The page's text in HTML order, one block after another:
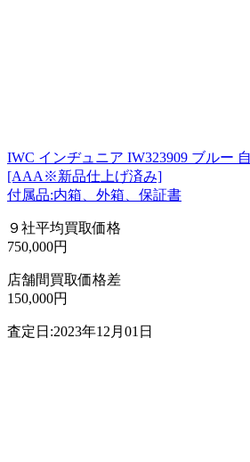
IWC インヂュニア IW323909 ブルー
[AAA※新品仕上げ済み]
付属品:内箱、外箱、保証書
９社平均買取価格
750,000円
店舗間買取価格差
150,000円
査定日:2023年12月01日